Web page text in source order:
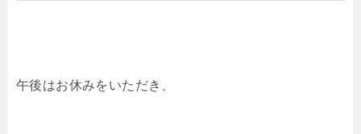
午後はお休みをいただき、